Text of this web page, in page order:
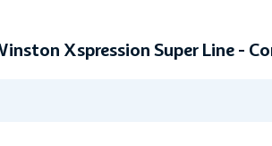
Xspression Super Line -